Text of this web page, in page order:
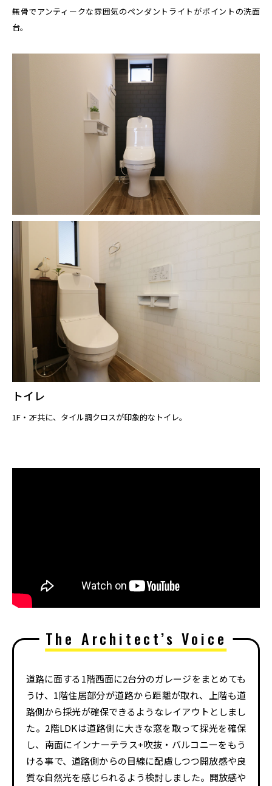
無骨でアンティークな雰囲気のペンダントライトがポイントの洗面
台。
トイレ
1F・2F共に、タイル調クロスが印象的なトイレ。
The Architect’s Voice
道路に面する1階西面に2台分のガレージをまとめても
うけ、1階住居部分が道路から距離が取れ、上階も道
路側から採光が確保できるようなレイアウトとしまし
た。2階LDKは道路側に大きな窓を取って採光を確保
し、南面にインナーテラス+吹抜・バルコニーをもう
ける事で、道路側からの目線に配慮しつつ開放感や良
質な自然光を感じられるよう検討しました。開放感や